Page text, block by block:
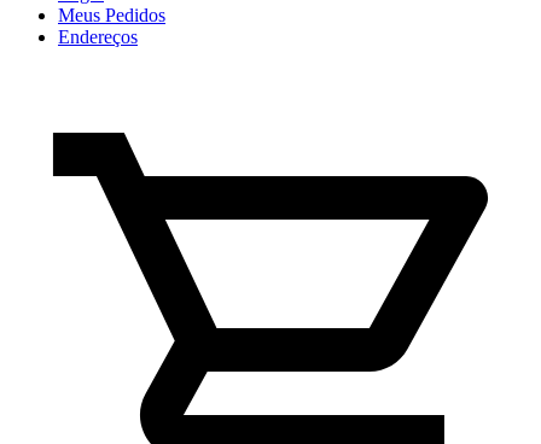
Meus Pedidos
Endereços